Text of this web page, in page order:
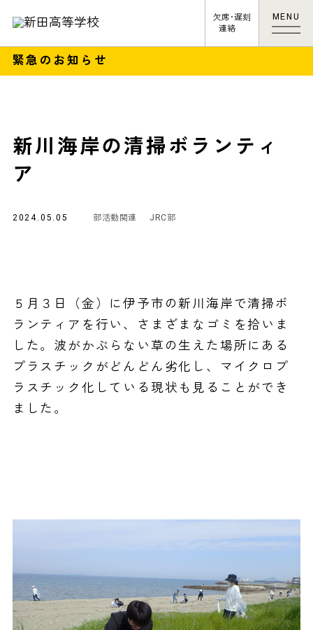
欠席･遅刻
連絡
MENU
緊急のお知らせ
新川海岸の清掃ボランティ
ア
2024.05.05 部活動関連 JRC部
５月３日（金）に伊予市の新川海岸で清掃ボ
ランティアを行い、さまざまなゴミを拾いま
した。波がかぶらない草の生えた場所にある
プラスチックがどんどん劣化し、マイクロプ
ラスチック化している現状も見ることができ
ました。